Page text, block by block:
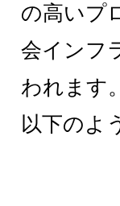
の高いプ
会インフ
われます
以下のよ